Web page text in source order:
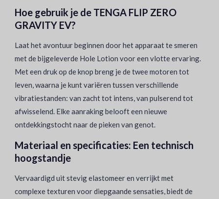
Hoe gebruik je de TENGA FLIP ZERO
GRAVITY EV?
Laat het avontuur beginnen door het apparaat te smeren
met de bijgeleverde Hole Lotion voor een vlotte ervaring.
Met een druk op de knop breng je de twee motoren tot
leven, waarna je kunt variëren tussen verschillende
vibratiestanden: van zacht tot intens, van pulserend tot
afwisselend. Elke aanraking belooft een nieuwe
ontdekkingstocht naar de pieken van genot.
Materiaal en specificaties: Een technisch
hoogstandje
Vervaardigd uit stevig elastomeer en verrijkt met
complexe texturen voor diepgaande sensaties, biedt de